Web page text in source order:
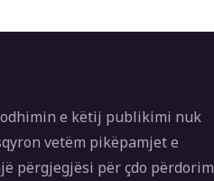
e këtij publikimi nuk
vetëm pikëpamjet e
përgjegjësi për çdo përdorim